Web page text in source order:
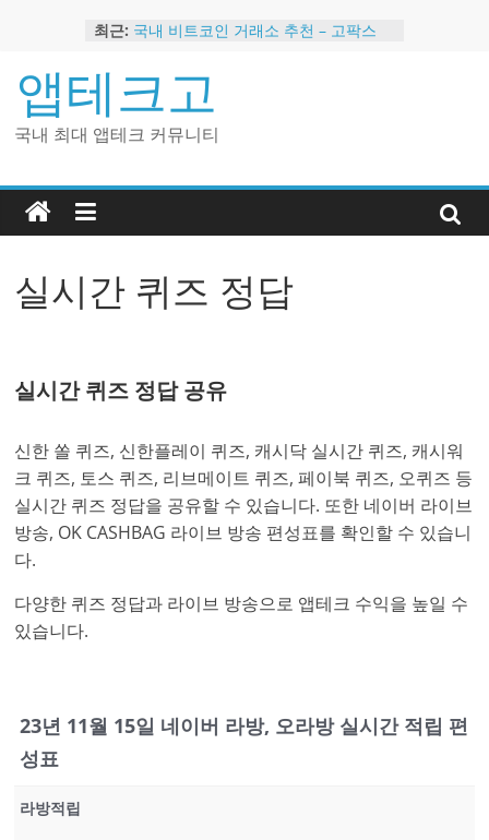
content
최근: 국내 비트코인 거래소 추천 – 고팍스
트
2024 강력히 추천하는 은행 멤버십 현
금 앱테크
해외 코인 거래소 추천 순위 BEST 2
앱테크고
국내 최대 앱테크 커뮤니티
실시간 퀴즈 정답
실시간 퀴즈 정답 공유
신한 쏠 퀴즈, 신한플레이 퀴즈, 캐시닥 실시간 퀴즈, 캐시워
크 퀴즈, 토스 퀴즈, 리브메이트 퀴즈, 페이북 퀴즈, 오퀴즈 등
실시간 퀴즈 정답을 공유할 수 있습니다. 또한 네이버 라이브
방송, OK CASHBAG 라이브 방송 편성표를 확인할 수 있습니
다.
다양한 퀴즈 정답과 라이브 방송으로 앱테크 수익을 높일 수
있습니다.
23년 11월 15일 네이버 라방, 오라방 실시간 적립 편
성표
라방적립